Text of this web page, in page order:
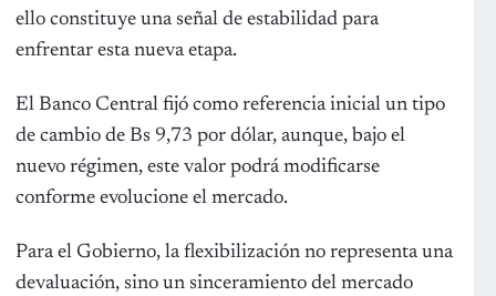
ello constituye una señal de estabilidad para
enfrentar esta nueva etapa.
El Banco Central fijó como referencia inicial un tipo
de cambio de Bs 9,73 por dólar, aunque, bajo el
nuevo régimen, este valor podrá modificarse
conforme evolucione el mercado.
Para el Gobierno, la flexibilización no representa una
devaluación, sino un sinceramiento del mercado